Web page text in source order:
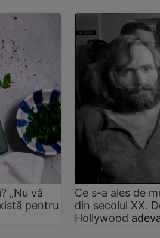
„Nu vă
pentru
Ce s-a ales de
din secolul XX.
Hollywood